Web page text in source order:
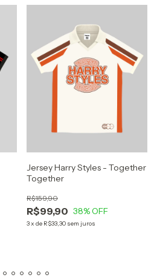
Jersey Harry Styles - Together
Together
R$99,90
R$159,90
38% OFF
3x de R$33,30 sem juros